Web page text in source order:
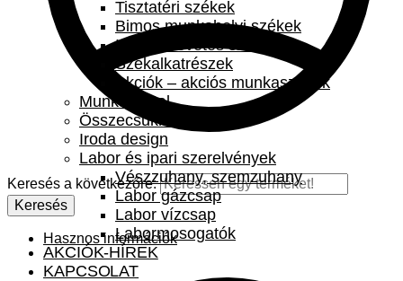
Keresés a következőre:
Keresés
Hasznos információk
Tisztatéri székek
Bimos munkahelyi székek
Irodai szövetes székek
Székalkatrészek
Akciók – akciós munkaszékek
Munkaasztal
Összecsukható asztal
Iroda design
Labor és ipari szerelvények
Vészzuhany, szemzuhany
Labor gázcsap
Labor vízcsap
Labormosogatók
AKCIÓK-HÍREK
KAPCSOLAT